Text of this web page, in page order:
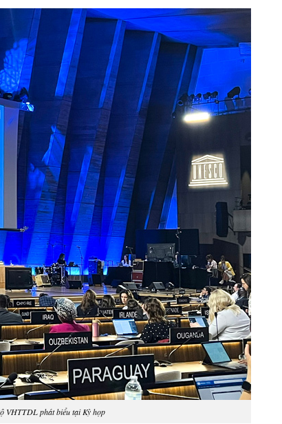
VHTTDL phát biểu tại Kỳ họp